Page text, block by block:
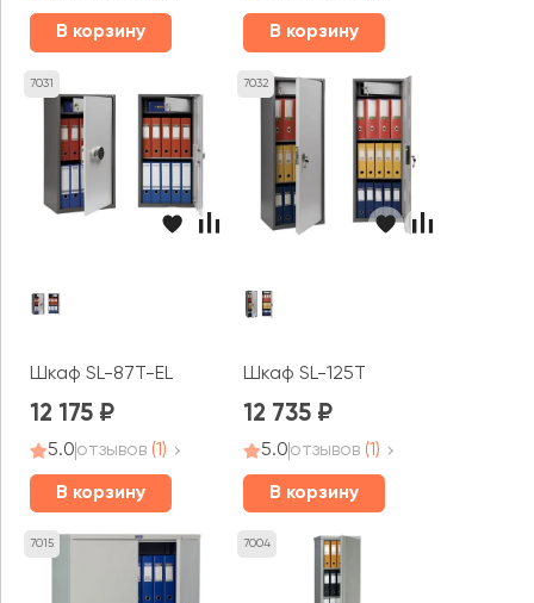
В корзину В корзину
7031
Шкаф SL-87T-EL
12 175
5.0отзывов (1)
В корзину
7032
Шкаф SL-125T
12 735
5.0отзывов (1)
В корзину
7015 7004